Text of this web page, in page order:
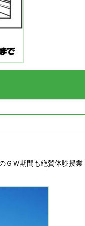
Ｗ期間も絶賛体験授